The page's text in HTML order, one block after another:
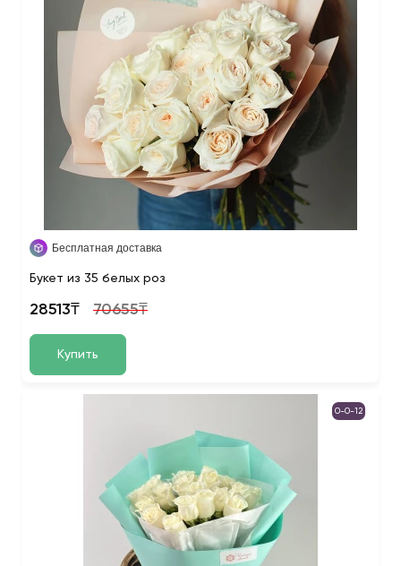
Бесплатная доставка
Букет из 35 белых роз
28513₸ 70655₸
Купить
0-0-12